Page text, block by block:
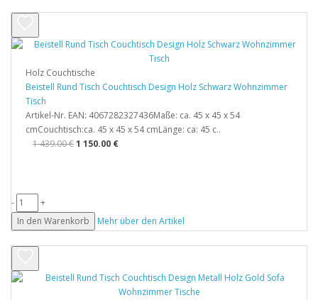
Holz Couchtische
Beistell Rund Tisch Couchtisch Design Holz Schwarz Wohnzimmer
Tisch
Artikel-Nr. EAN: 4067282327436Maße: ca. 45 x 45 x 54
cmCouchtisch:ca. 45 x 45 x 54 cmLänge: ca: 45 c..
1 439.00 €1 150.00 €
-
+
In den Warenkorb
Mehr über den Artikel